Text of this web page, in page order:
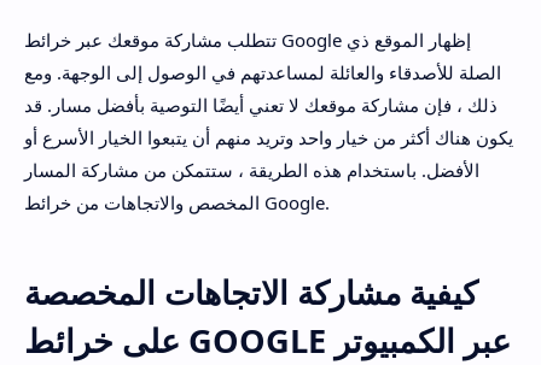
تتطلب مشاركة موقعك عبر خرائط Google إظهار الموقع ذي
الصلة للأصدقاء والعائلة لمساعدتهم في الوصول إلى الوجهة. ومع
ذلك ، فإن مشاركة موقعك لا تعني أيضًا التوصية بأفضل مسار. قد
يكون هناك أكثر من خيار واحد وتريد منهم أن يتبعوا الخيار الأسرع أو
الأفضل. باستخدام هذه الطريقة ، ستتمكن من مشاركة المسار
المخصص والاتجاهات من خرائط Google.
كيفية مشاركة الاتجاهات المخصصة
على خرائط GOOGLE عبر الكمبيوتر